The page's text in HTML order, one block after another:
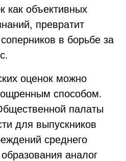
как объективных
превратит
в борьбе за
оценок можно
способом.
палаты
для выпускников
среднего
аналог